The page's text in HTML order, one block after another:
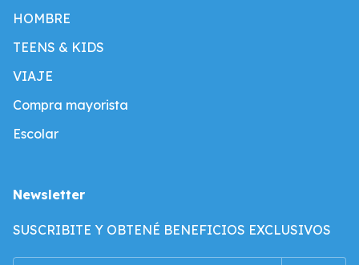
HOMBRE
TEENS & KIDS
VIAJE
Compra mayorista
Escolar
Newsletter
SUSCRIBITE Y OBTENÉ BENEFICIOS EXCLUSIVOS